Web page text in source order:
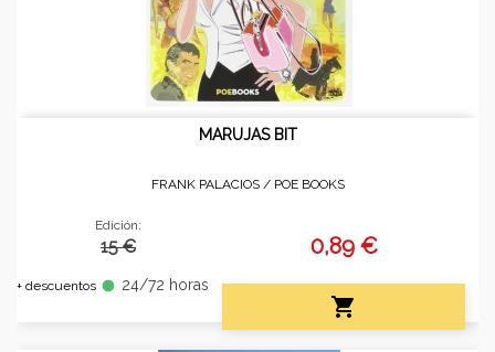
MARUJAS BIT
FRANK PALACIOS / POE BOOKS
Edición:
15 €
+ descuentos fiber_manual_record 24/72 horas
0,89 €
